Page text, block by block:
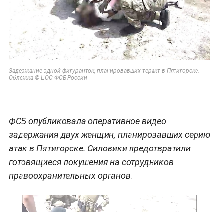
Задержание одной фигуранток, планировавших теракт в Пятигорске.
Обложка © ЦОС ФСБ России
ФСБ опубликовала оперативное видео
задержания двух женщин, планировавших серию
атак в Пятигорске. Силовики предотвратили
готовящиеся покушения на сотрудников
правоохранительных органов.